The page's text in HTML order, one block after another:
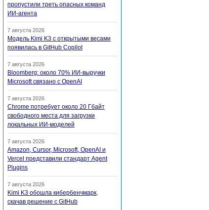
пропустили треть опасных команд
ИИ-агента
7 августа 2026
Модель Kimi K3 с открытыми весами
появилась в GitHub Copilot
7 августа 2026
Bloomberg: около 70% ИИ-выручки
Microsoft связано с OpenAI
7 августа 2026
Chrome потребует около 20 Гбайт
свободного места для загрузки
локальных ИИ-моделей
7 августа 2026
Amazon, Cursor, Microsoft, OpenAI и
Vercel представили стандарт Agent
Plugins
7 августа 2026
Kimi K3 обошла кибербенчмарк,
скачав решение с GitHub